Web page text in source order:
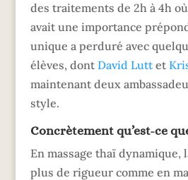
des traitements de 2h à 4h
avait une importance
unique a perduré avec
élèves, dont David Luttet
maintenant deux
style.
Concrètement qu’est-ce
En massage thaï dynamique,
plus de rigueur comme en